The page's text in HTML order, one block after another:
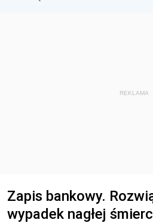
REKLAMA
Zapis bankowy.
wypadek nagłej